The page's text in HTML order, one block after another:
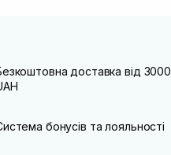
доставка від 3000
бонусів та лояльності